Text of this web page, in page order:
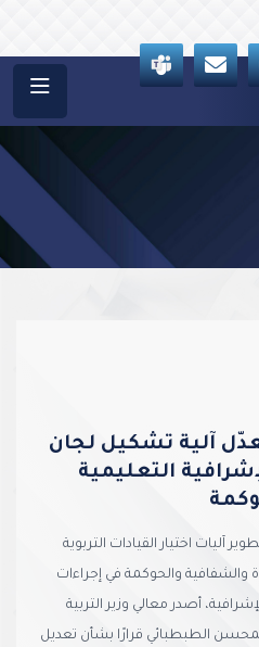
آلية تشكيل لجان
التعليمية
آليات اختيار القيادات التربوية
والشفافية والحوكمة في إجراءات
أصدر معالي وزير التربية
الطبطبائي قرارًا بشأن تعديل